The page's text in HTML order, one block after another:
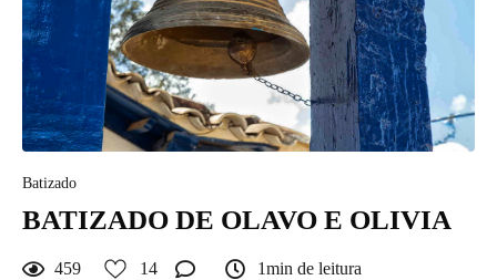
Batizado
BATIZADO DE OLAVO E OLIVIA
459 14 1min de leitura